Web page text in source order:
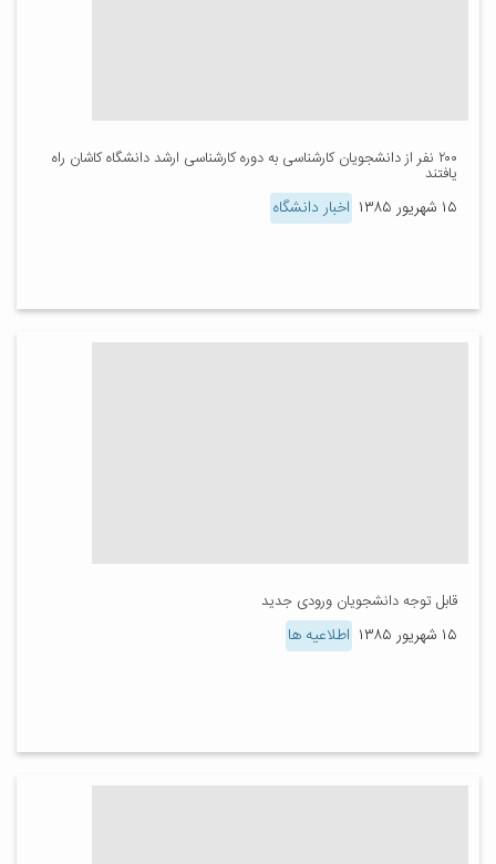
۲۰۰ نفر از دانشجویان کارشناسی به دوره کارشناسی ارشد دانشگاه کاشان راه
یافتند
۱۵ شهریور ۱۳۸۵ اخبار دانشگاه
قابل توجه دانشجویان ورودی جدید
۱۵ شهریور ۱۳۸۵ اطلاعیه ها